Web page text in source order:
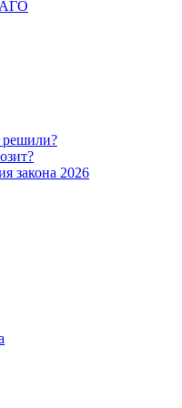
решили?
закона 2026